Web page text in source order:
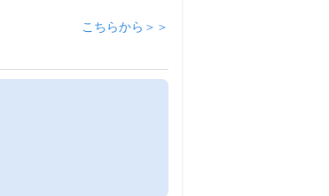
こちらから＞＞